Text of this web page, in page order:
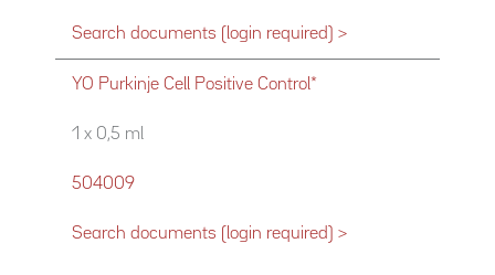
Search documents (login required) >
YO Purkinje Cell Positive Control*
1 x 0,5 ml
504009
Search documents (login required) >